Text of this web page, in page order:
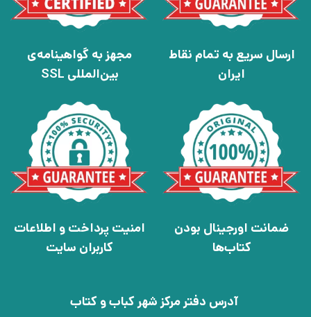
ارسال سریع به تمام نقاط
ایران
مجهز به گواهینامه‌ی
بین‌المللی SSL
ضمانت اورجینال بودن
کتاب‌ها
امنیت پرداخت و اطلاعات
کاربران سایت
آدرس دفتر مرکز شهر کباب و کتاب